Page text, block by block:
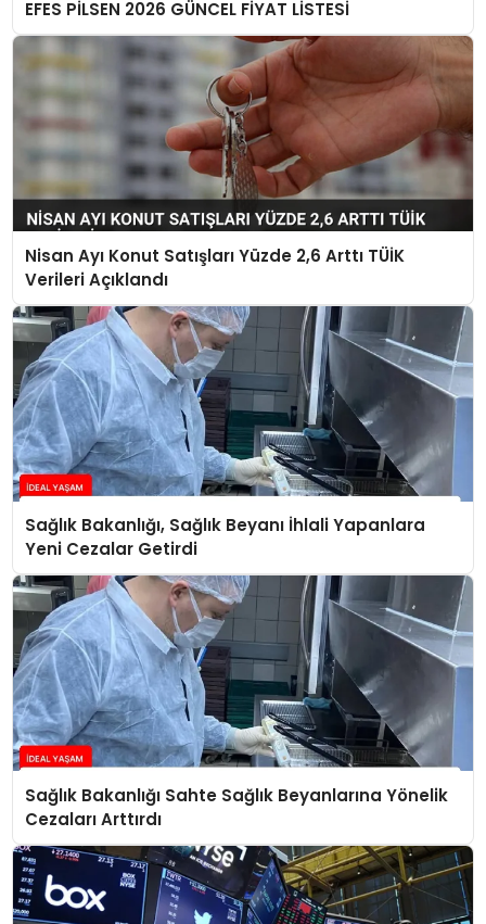
EFES PİLSEN 2026 GÜNCEL FİYAT LİSTESİ
Nisan Ayı Konut Satışları Yüzde 2,6 Arttı TÜİK
Verileri Açıklandı
Sağlık Bakanlığı, Sağlık Beyanı İhlali Yapanlara
Yeni Cezalar Getirdi
Sağlık Bakanlığı Sahte Sağlık Beyanlarına Yönelik
Cezaları Arttırdı